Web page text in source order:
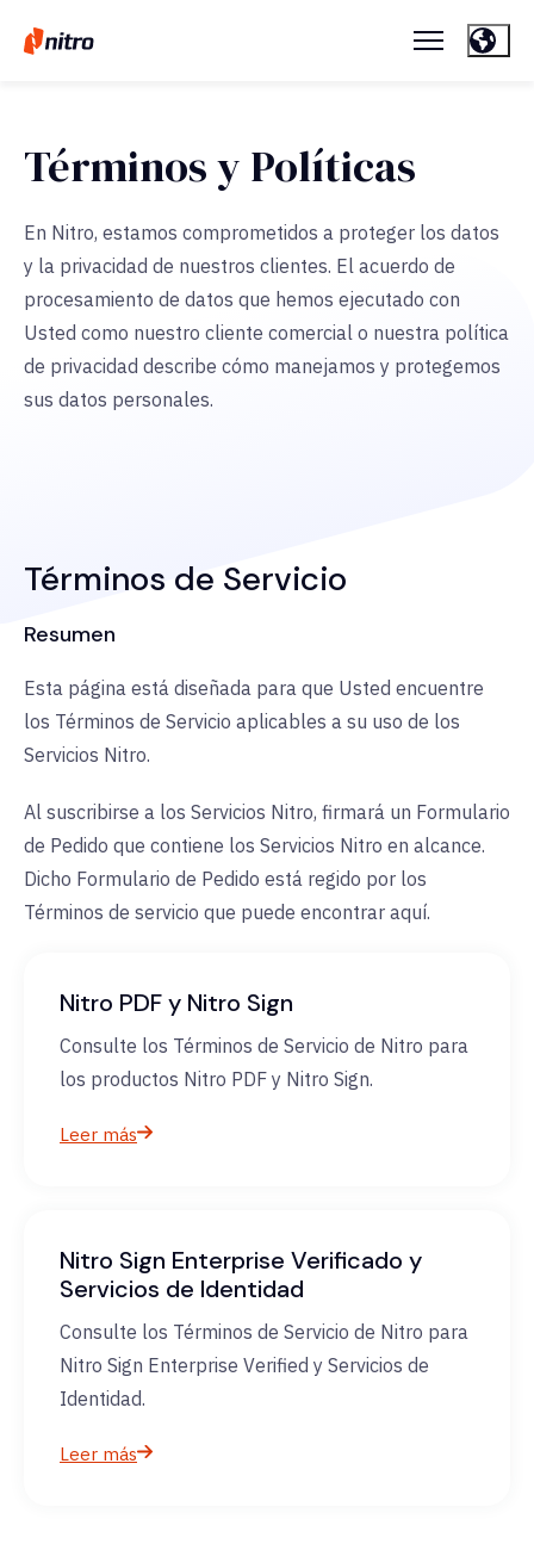
Términos y Políticas
En Nitro, estamos comprometidos a proteger los datos
y la privacidad de nuestros clientes. El acuerdo de
procesamiento de datos que hemos ejecutado con
Usted como nuestro cliente comercial o nuestra política
de privacidad describe cómo manejamos y protegemos
sus datos personales.
Términos de Servicio
Resumen
Esta página está diseñada para que Usted encuentre
los Términos de Servicio aplicables a su uso de los
Servicios Nitro.
Al suscribirse a los Servicios Nitro, firmará un Formulario
de Pedido que contiene los Servicios Nitro en alcance.
Dicho Formulario de Pedido está regido por los
Términos de servicio que puede encontrar aquí.
Nitro PDF y Nitro Sign
Consulte los Términos de Servicio de Nitro para
los productos Nitro PDF y Nitro Sign.
Leer más
Nitro Sign Enterprise Verificado y
Servicios de Identidad
Consulte los Términos de Servicio de Nitro para
Nitro Sign Enterprise Verified y Servicios de
Identidad.
Leer más